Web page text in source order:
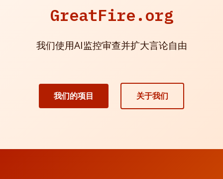
GreatFire.org
我们使用AI监控审查并扩大言论自由
我们的项目 关于我们